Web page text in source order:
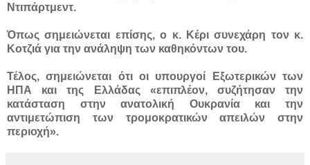
Ντιπάρτμεντ.
Όπως σημειώνεται επίσης, ο κ. Κέρι συνεχάρη τον κ.
Κοτζιά για την ανάληψη των καθηκόντων του.
Τέλος, σημειώνεται ότι οι υπουργοί Εξωτερικών των
ΗΠΑ και της Ελλάδας «επιπλέον, συζήτησαν την
κατάσταση στην ανατολική Ουκρανία και την
αντιμετώπιση των τρομοκρατικών απειλών στην
περιοχή».